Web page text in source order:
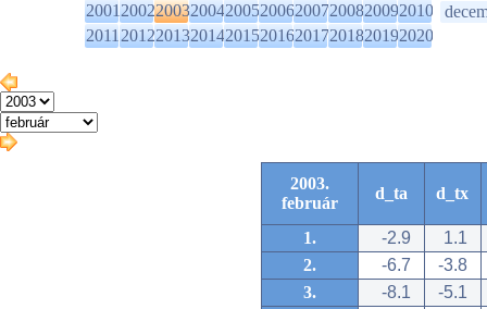
2001200220032004200520062007200820092010
2011201220132014201520162017201820192020
2003.
február
d_ta d_tx
1. -2.9
1.1
2.
-6.7
-3.8
3.
-8.1
-5.1